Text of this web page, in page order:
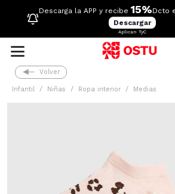
Descarga la APP y recibe 15%Dcto
Descargar
Aplican TyC
Volver
Infantil Niñas Ropa interior Medias